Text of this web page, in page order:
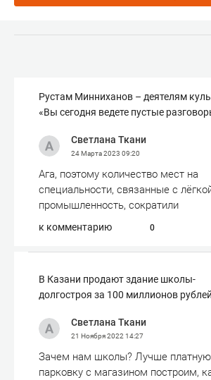
Рустам Минниханов – деятелям
«Вы сегодня ведете пустые
Светлана Ткани
24 Марта 2023 09:20
Ага, поэтому количество мест на
специальности, связанные с
промышленность, сократили
к комментарию 0
В Казани продают здание школы-
долгостроя за 100 миллионов рублей
Светлана Ткани
21 Ноября 2022 14:27
Зачем нам школы? Лучше платную
парковку с магазином построим,